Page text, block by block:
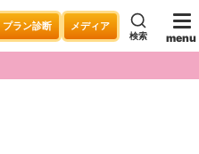
プラン診断 メディア
検索 menu